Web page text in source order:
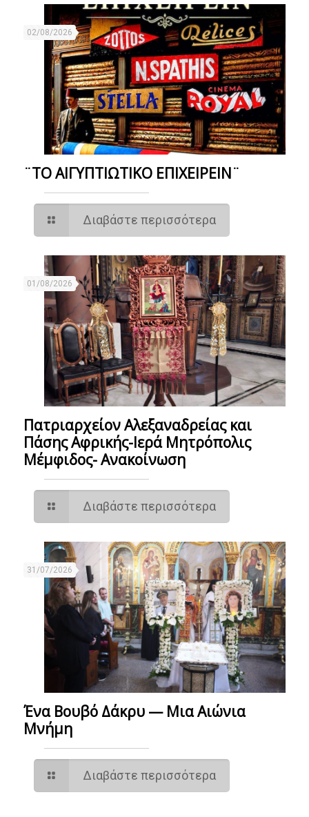
02/08/2026
¨ΤΟ ΑΙΓΥΠΤΙΩΤΙΚΟ ΕΠΙΧΕΙΡΕΙΝ¨
Διαβάστε περισσότερα
01/08/2026
Πατριαρχείον Αλεξαναδρείας και
Πάσης Αφρικής-Ιερά Μητρόπολις
Μέμφιδος- Ανακοίνωση
Διαβάστε περισσότερα
31/07/2026
Ένα Βουβό Δάκρυ — Μια Αιώνια
Μνήμη
Διαβάστε περισσότερα